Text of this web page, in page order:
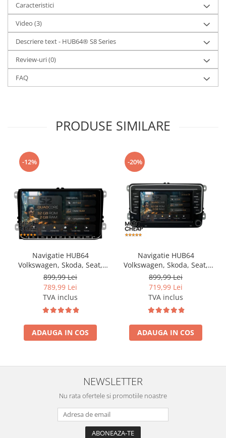
Caracteristici
Video (3)
Descriere text - HUB64® S8 Series
Review-uri(0)
FAQ
PRODUSE SIMILARE
-12%
Navigatie HUB64
Volkswagen, Skoda, Seat,
2GB RAM, Android, GPS, Wi-
FI, Carplay, Android Auto,
USB, Bluetooth, Radio,
Waze, Touchscreen, 9 inch
899,99 Lei
789,99 Lei
TVA inclus
ADAUGA IN COS
-20%
Navigatie HUB64
Volkswagen, Skoda, Seat,
2GB RAM, Android, GPS, Wi-
FI, Carplay, Android Auto,
USB, Bluetooth, Radio,
Waze, Touchscreen, 7 inch
899,99 Lei
719,99 Lei
TVA inclus
ADAUGA IN COS
NEWSLETTER
Nu rata ofertele si promotiile noastre